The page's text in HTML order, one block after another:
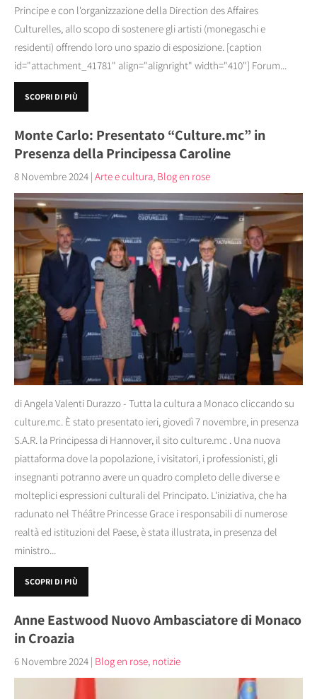
Principe e con l'organizzazione della Direction des Affaires
Culturelles, allo scopo di sostenere gli artisti (monegaschi e
residenti) offrendo loro uno spazio di esposizione. [caption
id="attachment_41781" align="alignright" width="410"] Forum...
SCOPRI DI PIÙ
Monte Carlo: Presentato “Culture.mc” in
Presenza della Principessa Caroline
8 Novembre 2024 | Arte e cultura, Blog en rose
di Angela Valenti Durazzo - Tutta la cultura a Monaco cliccando su
culture.mc. È stato presentato ieri, giovedì 7 novembre, in presenza
S.A.R. la Principessa di Hannover, il sito culture.mc . Una nuova
piattaforma dove la popolazione, i visitatori, i professionisti, gli
insegnanti potranno avere un quadro completo delle diverse e
molteplici espressioni culturali del Principato. L'iniziativa, che ha
radunato nel Théâtre Princesse Grace i responsabili di numerose
realtà ed istituzioni del Paese, è stata illustrata, in presenza del
ministro...
SCOPRI DI PIÙ
Anne Eastwood Nuovo Ambasciatore di Monaco
in Croazia
6 Novembre 2024 | Blog en rose, notizie